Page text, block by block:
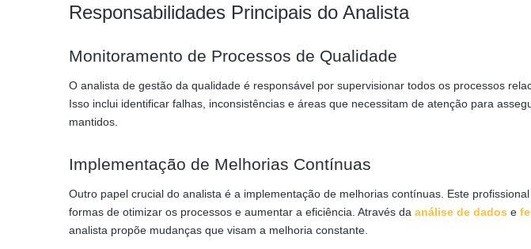
Responsabilidades Principais do Analista
Monitoramento de Processos de Qualidade
O analista de gestão da qualidade é responsável por supervisionar todos os processos
Isso inclui identificar falhas, inconsistências e áreas que necessitam de atenção para
mantidos.
Implementação de Melhorias Contínuas
Outro papel crucial do analista é a implementação de melhorias contínuas. Este
formas de otimizar os processos e aumentar a eficiência. Através da análise de dados e
analista propõe mudanças que visam a melhoria constante.